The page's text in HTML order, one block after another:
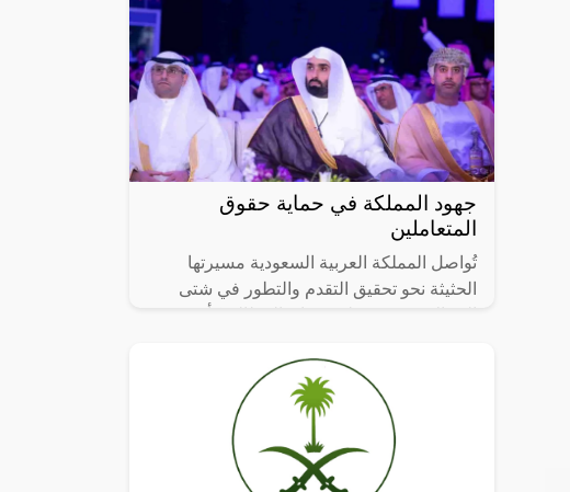
جهود المملكة في حماية حقوق
المتعاملين
تُواصل المملكة العربية السعودية مسيرتها
الحثيثة نحو تحقيق التقدم والتطور في شتى